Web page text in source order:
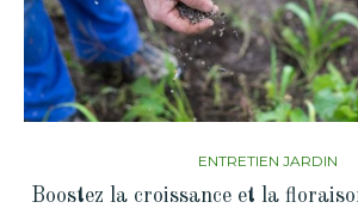
ENTRETIEN JARDIN
Boostez la croissance et la